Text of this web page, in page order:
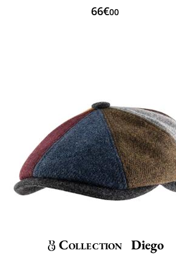
66€00
Collection Diego